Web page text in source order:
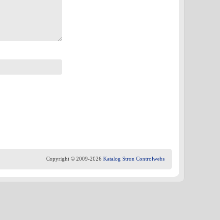
Copyright © 2009-2026 Katalog Stron Controlwebs